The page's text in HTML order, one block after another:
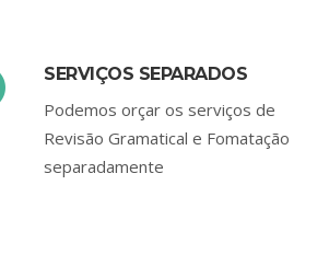
SERVIÇOS SEPARADOS
Podemos orçar os serviços de
Revisão Gramatical e Fomatação
separadamente